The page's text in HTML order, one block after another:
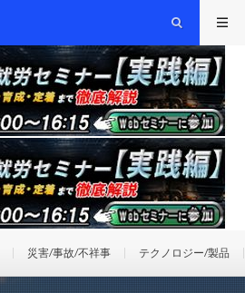
災害/事故/不祥事 テクノロジー/製品